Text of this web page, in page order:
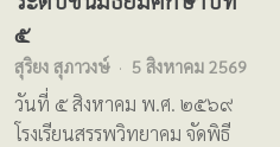
๕
สุริยง สุภาวงษ์ 5 สิงหาคม 2569
วันที่ ๕ สิงหาคม พ.ศ. ๒๕๖๙
โรงเรียนสรรพวิทยาคม จัดพิธี